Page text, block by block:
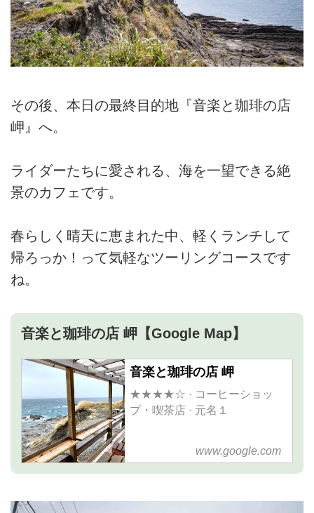
その後、本日の最終目的地『音楽と珈琲の店
岬』へ。
ライダーたちに愛される、海を一望できる絶
景のカフェです。
春らしく晴天に恵まれた中、軽くランチして
帰ろっか！って気軽なツーリングコースです
ね。
音楽と珈琲の店 岬【Google Map】
音楽と珈琲の店 岬
★★★★☆ · コーヒーショッ
プ・喫茶店 · 元名１
www.google.com